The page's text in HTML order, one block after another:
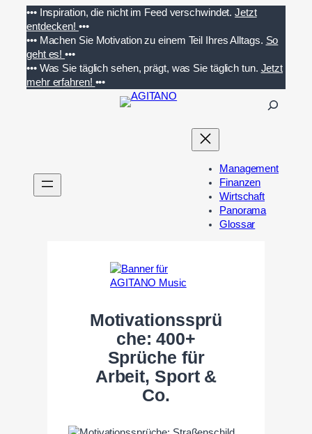
Inhalt
springen
••• Inspiration, die nicht im Feed verschwindet. Jetzt
entdecken! •••
••• Machen Sie Motivation zu einem Teil Ihres Alltags. So
geht es!•••
••• Was Sie täglich sehen, prägt, was Sie täglich tun. Jetzt
mehr erfahren! •••
n
Management
Finanzen
Wirtschaft
Panorama
Glossar
Motivationssprü
che: 400+
Sprüche für
Arbeit, Sport &
Co.